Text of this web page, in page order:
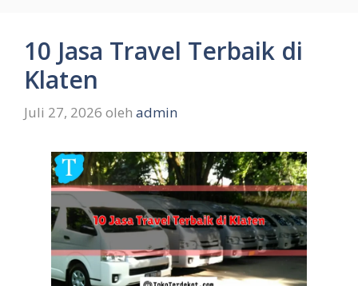
10 Jasa Travel Terbaik di
Klaten
Juli 27, 2026 oleh admin